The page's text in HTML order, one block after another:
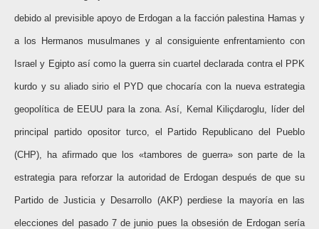
debido al previsible apoyo de Erdogan a la facción palestina Hamas y
a los Hermanos musulmanes y al consiguiente enfrentamiento con
Israel y Egipto así como la guerra sin cuartel declarada contra el PPK
kurdo y su aliado sirio el PYD que chocaría con la nueva estrategia
geopolítica de EEUU para la zona. Así, Kemal Kiliçdaroglu, líder del
principal partido opositor turco, el Partido Republicano del Pueblo
(CHP), ha afirmado que los «tambores de guerra» son parte de la
estrategia para reforzar la autoridad de Erdogan después de que su
Partido de Justicia y Desarrollo (AKP) perdiese la mayoría en las
elecciones del pasado 7 de junio pues la obsesión de Erdogan sería